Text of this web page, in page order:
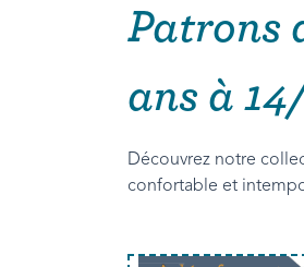
Patrons
ans à
Découvrez notre
confortable et